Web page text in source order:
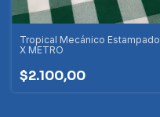
Tropical Mecánico Estampado
X METRO
$2.100,00